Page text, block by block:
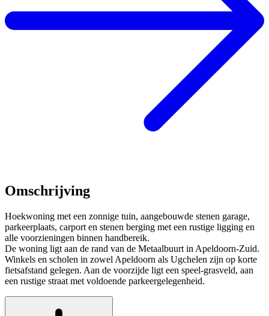
Omschrijving
Hoekwoning met een zonnige tuin, aangebouwde stenen garage,
parkeerplaats, carport en stenen berging met een rustige ligging en
alle voorzieningen binnen handbereik.
De woning ligt aan de rand van de Metaalbuurt in Apeldoorn-Zuid.
Winkels en scholen in zowel Apeldoorn als Ugchelen zijn op korte
fietsafstand gelegen. Aan de voorzijde ligt een speel-grasveld, aan
een rustige straat met voldoende parkeergelegenheid.